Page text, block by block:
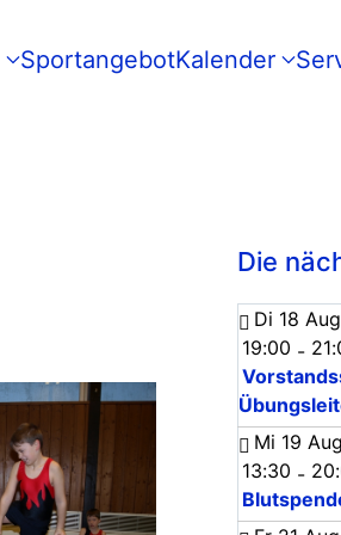
SportangebotKalender
Die
Di 18
19:00 -
Mi 19
13:30 -